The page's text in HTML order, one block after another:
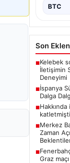
BTC
Son
■Kelebek
İletişimin
Deneyimi
■İspanya
Dalga
■
■Merkez
Zaman
■
Graz